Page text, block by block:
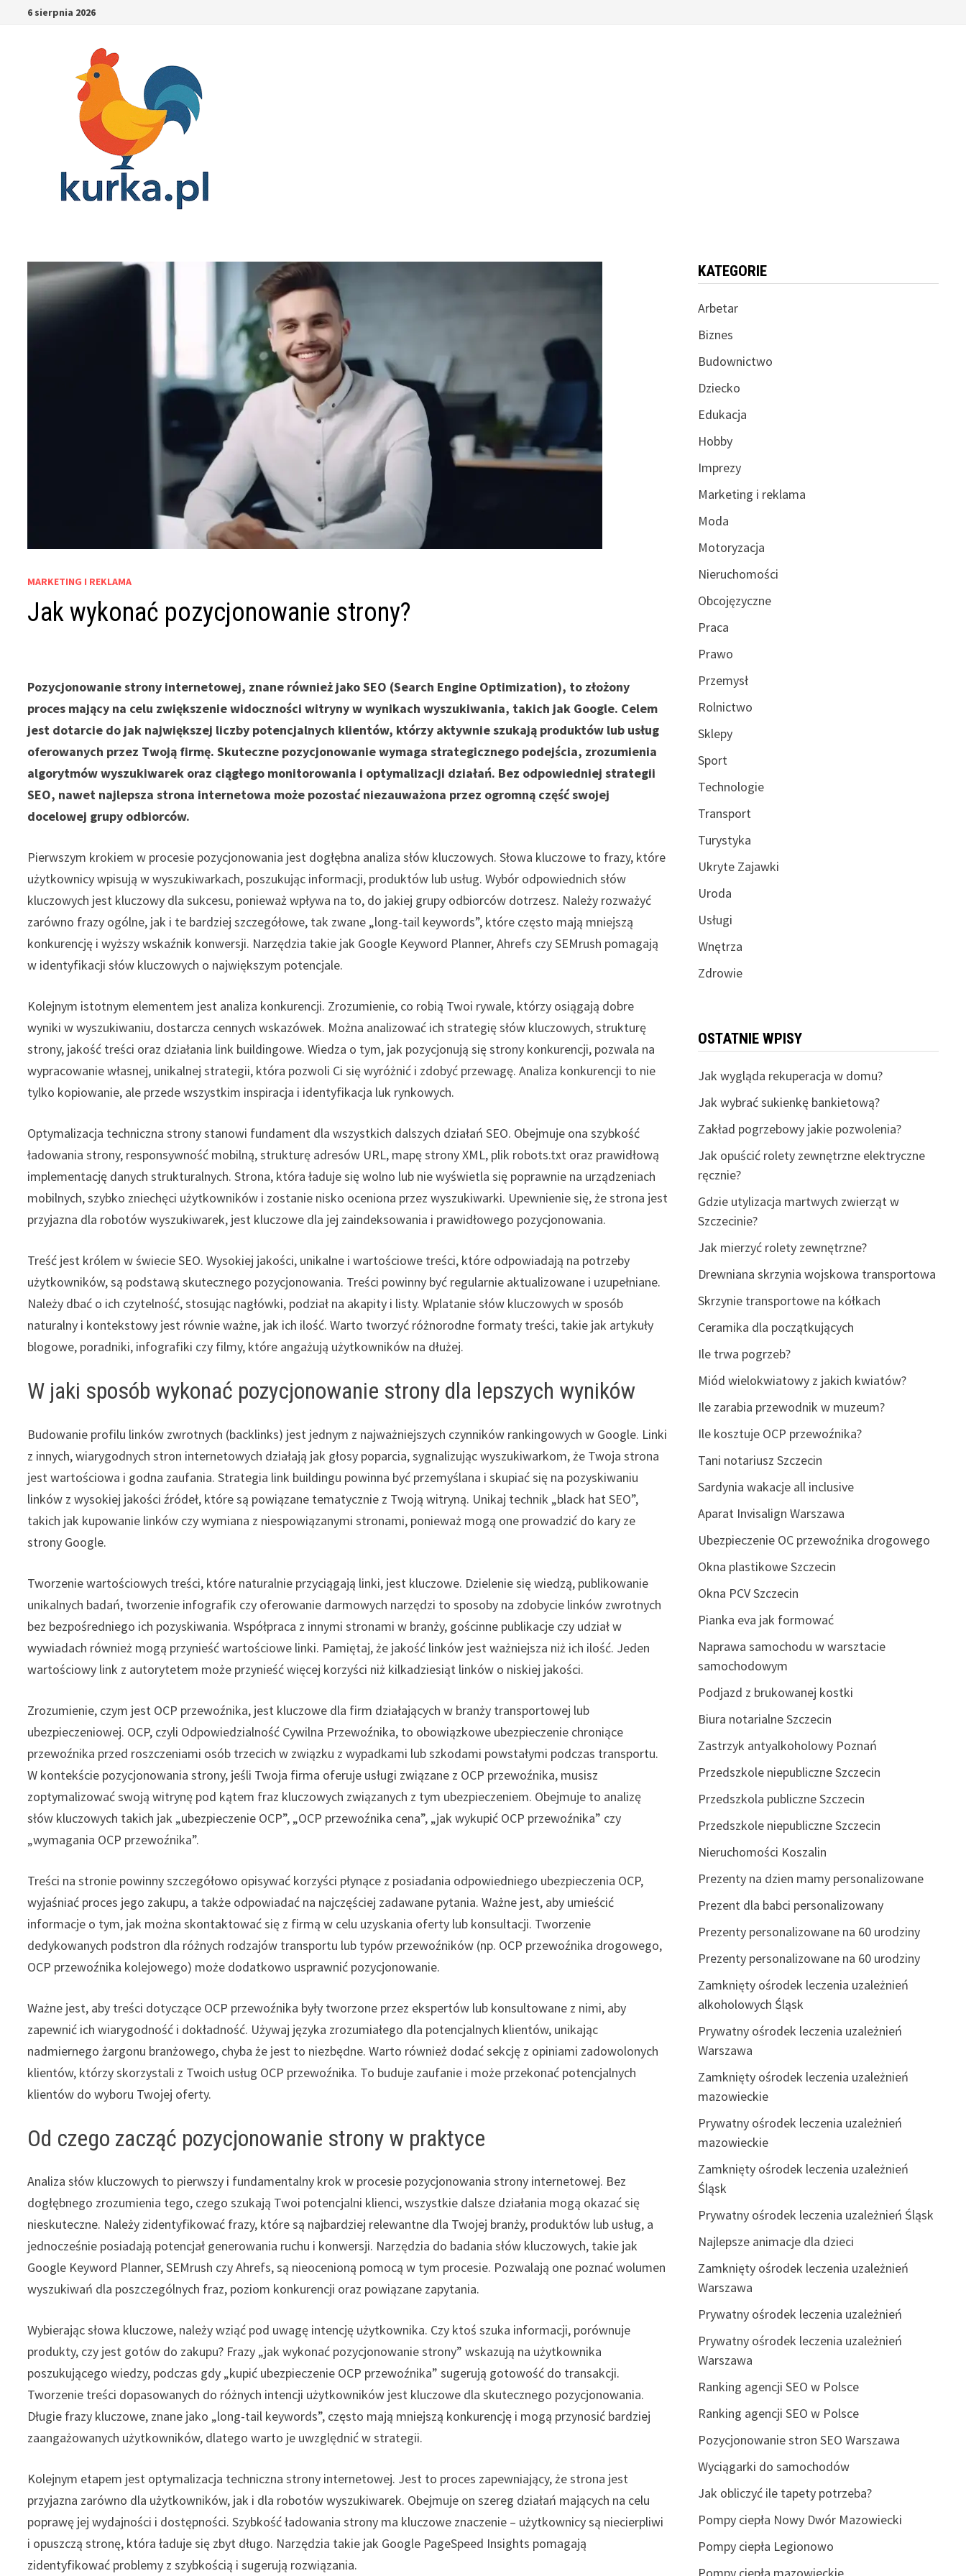
6 sierpnia 2026
MARKETING I REKLAMA
Jak wykonać pozycjonowanie strony?
Pozycjonowanie strony internetowej, znane również jako SEO (Search Engine Optimization), to złożony
proces mający na celu zwiększenie widoczności witryny w wynikach wyszukiwania, takich jak Google. Celem
jest dotarcie do jak największej liczby potencjalnych klientów, którzy aktywnie szukają produktów lub usług
oferowanych przez Twoją firmę. Skuteczne pozycjonowanie wymaga strategicznego podejścia, zrozumienia
algorytmów wyszukiwarek oraz ciągłego monitorowania i optymalizacji działań. Bez odpowiedniej strategii
SEO, nawet najlepsza strona internetowa może pozostać niezauważona przez ogromną część swojej
docelowej grupy odbiorców.
Pierwszym krokiem w procesie pozycjonowania jest dogłębna analiza słów kluczowych. Słowa kluczowe to frazy, które
użytkownicy wpisują w wyszukiwarkach, poszukując informacji, produktów lub usług. Wybór odpowiednich słów
kluczowych jest kluczowy dla sukcesu, ponieważ wpływa na to, do jakiej grupy odbiorców dotrzesz. Należy rozważyć
zarówno frazy ogólne, jak i te bardziej szczegółowe, tak zwane „long-tail keywords”, które często mają mniejszą
konkurencję i wyższy wskaźnik konwersji. Narzędzia takie jak Google Keyword Planner, Ahrefs czy SEMrush pomagają
w identyfikacji słów kluczowych o największym potencjale.
Kolejnym istotnym elementem jest analiza konkurencji. Zrozumienie, co robią Twoi rywale, którzy osiągają dobre
wyniki w wyszukiwaniu, dostarcza cennych wskazówek. Można analizować ich strategię słów kluczowych, strukturę
strony, jakość treści oraz działania link buildingowe. Wiedza o tym, jak pozycjonują się strony konkurencji, pozwala na
wypracowanie własnej, unikalnej strategii, która pozwoli Ci się wyróżnić i zdobyć przewagę. Analiza konkurencji to nie
tylko kopiowanie, ale przede wszystkim inspiracja i identyfikacja luk rynkowych.
Optymalizacja techniczna strony stanowi fundament dla wszystkich dalszych działań SEO. Obejmuje ona szybkość
ładowania strony, responsywność mobilną, strukturę adresów URL, mapę strony XML, plik robots.txt oraz prawidłową
implementację danych strukturalnych. Strona, która ładuje się wolno lub nie wyświetla się poprawnie na urządzeniach
mobilnych, szybko zniechęci użytkowników i zostanie nisko oceniona przez wyszukiwarki. Upewnienie się, że strona jest
przyjazna dla robotów wyszukiwarek, jest kluczowe dla jej zaindeksowania i prawidłowego pozycjonowania.
Treść jest królem w świecie SEO. Wysokiej jakości, unikalne i wartościowe treści, które odpowiadają na potrzeby
użytkowników, są podstawą skutecznego pozycjonowania. Treści powinny być regularnie aktualizowane i uzupełniane.
Należy dbać o ich czytelność, stosując nagłówki, podział na akapity i listy. Wplatanie słów kluczowych w sposób
naturalny i kontekstowy jest równie ważne, jak ich ilość. Warto tworzyć różnorodne formaty treści, takie jak artykuły
blogowe, poradniki, infografiki czy filmy, które angażują użytkowników na dłużej.
W jaki sposób wykonać pozycjonowanie strony dla lepszych wyników
Budowanie profilu linków zwrotnych (backlinks) jest jednym z najważniejszych czynników rankingowych w Google. Linki
z innych, wiarygodnych stron internetowych działają jak głosy poparcia, sygnalizując wyszukiwarkom, że Twoja strona
jest wartościowa i godna zaufania. Strategia link buildingu powinna być przemyślana i skupiać się na pozyskiwaniu
linków z wysokiej jakości źródeł, które są powiązane tematycznie z Twoją witryną. Unikaj technik „black hat SEO”,
takich jak kupowanie linków czy wymiana z niespowiązanymi stronami, ponieważ mogą one prowadzić do kary ze
strony Google.
Tworzenie wartościowych treści, które naturalnie przyciągają linki, jest kluczowe. Dzielenie się wiedzą, publikowanie
unikalnych badań, tworzenie infografik czy oferowanie darmowych narzędzi to sposoby na zdobycie linków zwrotnych
bez bezpośredniego ich pozyskiwania. Współpraca z innymi stronami w branży, gościnne publikacje czy udział w
wywiadach również mogą przynieść wartościowe linki. Pamiętaj, że jakość linków jest ważniejsza niż ich ilość. Jeden
wartościowy link z autorytetem może przynieść więcej korzyści niż kilkadziesiąt linków o niskiej jakości.
Zrozumienie, czym jest OCP przewoźnika, jest kluczowe dla firm działających w branży transportowej lub
ubezpieczeniowej. OCP, czyli Odpowiedzialność Cywilna Przewoźnika, to obowiązkowe ubezpieczenie chroniące
przewoźnika przed roszczeniami osób trzecich w związku z wypadkami lub szkodami powstałymi podczas transportu.
W kontekście pozycjonowania strony, jeśli Twoja firma oferuje usługi związane z OCP przewoźnika, musisz
zoptymalizować swoją witrynę pod kątem fraz kluczowych związanych z tym ubezpieczeniem. Obejmuje to analizę
słów kluczowych takich jak „ubezpieczenie OCP”, „OCP przewoźnika cena”, „jak wykupić OCP przewoźnika” czy
„wymagania OCP przewoźnika”.
Treści na stronie powinny szczegółowo opisywać korzyści płynące z posiadania odpowiedniego ubezpieczenia OCP,
wyjaśniać proces jego zakupu, a także odpowiadać na najczęściej zadawane pytania. Ważne jest, aby umieścić
informacje o tym, jak można skontaktować się z firmą w celu uzyskania oferty lub konsultacji. Tworzenie
dedykowanych podstron dla różnych rodzajów transportu lub typów przewoźników (np. OCP przewoźnika drogowego,
OCP przewoźnika kolejowego) może dodatkowo usprawnić pozycjonowanie.
Ważne jest, aby treści dotyczące OCP przewoźnika były tworzone przez ekspertów lub konsultowane z nimi, aby
zapewnić ich wiarygodność i dokładność. Używaj języka zrozumiałego dla potencjalnych klientów, unikając
nadmiernego żargonu branżowego, chyba że jest to niezbędne. Warto również dodać sekcję z opiniami zadowolonych
klientów, którzy skorzystali z Twoich usług OCP przewoźnika. To buduje zaufanie i może przekonać potencjalnych
klientów do wyboru Twojej oferty.
Od czego zacząć pozycjonowanie strony w praktyce
Analiza słów kluczowych to pierwszy i fundamentalny krok w procesie pozycjonowania strony internetowej. Bez
dogłębnego zrozumienia tego, czego szukają Twoi potencjalni klienci, wszystkie dalsze działania mogą okazać się
nieskuteczne. Należy zidentyfikować frazy, które są najbardziej relewantne dla Twojej branży, produktów lub usług, a
jednocześnie posiadają potencjał generowania ruchu i konwersji. Narzędzia do badania słów kluczowych, takie jak
Google Keyword Planner, SEMrush czy Ahrefs, są nieocenioną pomocą w tym procesie. Pozwalają one poznać wolumen
wyszukiwań dla poszczególnych fraz, poziom konkurencji oraz powiązane zapytania.
Wybierając słowa kluczowe, należy wziąć pod uwagę intencję użytkownika. Czy ktoś szuka informacji, porównuje
produkty, czy jest gotów do zakupu? Frazy „jak wykonać pozycjonowanie strony” wskazują na użytkownika
poszukującego wiedzy, podczas gdy „kupić ubezpieczenie OCP przewoźnika” sugerują gotowość do transakcji.
Tworzenie treści dopasowanych do różnych intencji użytkowników jest kluczowe dla skutecznego pozycjonowania.
Długie frazy kluczowe, znane jako „long-tail keywords”, często mają mniejszą konkurencję i mogą przynosić bardziej
zaangażowanych użytkowników, dlatego warto je uwzględnić w strategii.
Kolejnym etapem jest optymalizacja techniczna strony internetowej. Jest to proces zapewniający, że strona jest
przyjazna zarówno dla użytkowników, jak i dla robotów wyszukiwarek. Obejmuje on szereg działań mających na celu
poprawę jej wydajności i dostępności. Szybkość ładowania strony ma kluczowe znaczenie – użytkownicy są niecierpliwi
i opuszczą stronę, która ładuje się zbyt długo. Narzędzia takie jak Google PageSpeed Insights pomagają
zidentyfikować problemy z szybkością i sugerują rozwiązania.
KATEGORIE
Arbetar
Biznes
Budownictwo
Dziecko
Edukacja
Hobby
Imprezy
Marketing i reklama
Moda
Motoryzacja
Nieruchomości
Obcojęzyczne
Praca
Prawo
Przemysł
Rolnictwo
Sklepy
Sport
Technologie
Transport
Turystyka
Ukryte Zajawki
Uroda
Usługi
Wnętrza
Zdrowie
OSTATNIE WPISY
Jak wygląda rekuperacja w domu?
Jak wybrać sukienkę bankietową?
Zakład pogrzebowy jakie pozwolenia?
Jak opuścić rolety zewnętrzne elektryczne
ręcznie?
Gdzie utylizacja martwych zwierząt w
Szczecinie?
Jak mierzyć rolety zewnętrzne?
Drewniana skrzynia wojskowa transportowa
Skrzynie transportowe na kółkach
Ceramika dla początkujących
Ile trwa pogrzeb?
Miód wielokwiatowy z jakich kwiatów?
Ile zarabia przewodnik w muzeum?
Ile kosztuje OCP przewoźnika?
Tani notariusz Szczecin
Sardynia wakacje all inclusive
Aparat Invisalign Warszawa
Ubezpieczenie OC przewoźnika drogowego
Okna plastikowe Szczecin
Okna PCV Szczecin
Pianka eva jak formować
Naprawa samochodu w warsztacie
samochodowym
Podjazd z brukowanej kostki
Biura notarialne Szczecin
Zastrzyk antyalkoholowy Poznań
Przedszkole niepubliczne Szczecin
Przedszkola publiczne Szczecin
Przedszkole niepubliczne Szczecin
Nieruchomości Koszalin
Prezenty na dzien mamy personalizowane
Prezent dla babci personalizowany
Prezenty personalizowane na 60 urodziny
Prezenty personalizowane na 60 urodziny
Zamknięty ośrodek leczenia uzależnień
alkoholowych Śląsk
Prywatny ośrodek leczenia uzależnień
Warszawa
Zamknięty ośrodek leczenia uzależnień
mazowieckie
Prywatny ośrodek leczenia uzależnień
mazowieckie
Zamknięty ośrodek leczenia uzależnień
Śląsk
Prywatny ośrodek leczenia uzależnień Śląsk
Najlepsze animacje dla dzieci
Zamknięty ośrodek leczenia uzależnień
Warszawa
Prywatny ośrodek leczenia uzależnień
Prywatny ośrodek leczenia uzależnień
Warszawa
Ranking agencji SEO w Polsce
Ranking agencji SEO w Polsce
Pozycjonowanie stron SEO Warszawa
Wyciągarki do samochodów
Jak obliczyć ile tapety potrzeba?
Pompy ciepła Nowy Dwór Mazowiecki
Pompy ciepła Legionowo